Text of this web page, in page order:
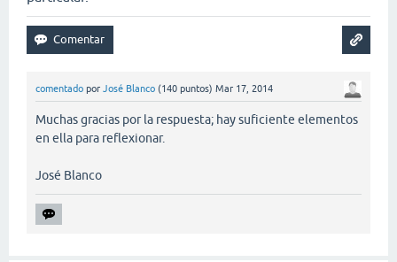
comentado por José Blanco (140 puntos) Mar 17, 2014
Muchas gracias por la respuesta; hay suficiente elementos
en ella para reflexionar.
José Blanco